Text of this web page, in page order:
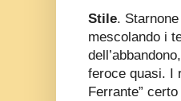
Stile.
mescolando i
feroce quasi. I
Ferrante”